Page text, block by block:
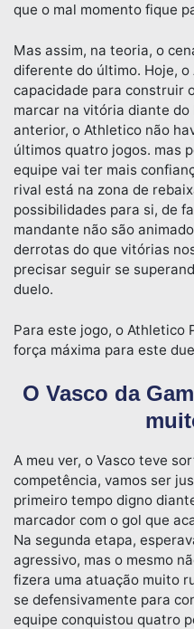
que o mal momento fique
Mas assim, na teoria, o
diferente do último. Hoje,
capacidade para construir
marcar na vitória diante
anterior, o Athletico não
últimos quatro jogos. mas
equipe vai ter mais
rival está na zona de
possibilidades para si, de
mandante não são
derrotas do que vitórias
precisar seguir se
duelo.
Para este jogo, o Athletico
força máxima para este
O Vasco da
A meu ver, o Vasco teve
competência, vamos ser
primeiro tempo digno
marcador com o gol que
Na segunda etapa,
agressivo, mas o mesmo
fizera uma atuação muito
se defensivamente para
equipe conquistou quatro